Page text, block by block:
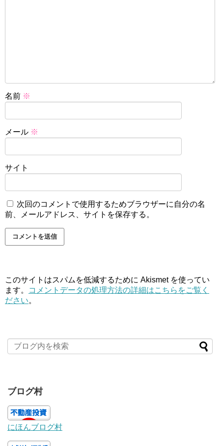
名前 ※
メール ※
サイト
次回のコメントで使用するためブラウザーに自分の名
前、メールアドレス、サイトを保存する。
このサイトはスパムを低減するために Akismet を使ってい
ます。
コメントデータの処理方法の詳細はこちらをご覧く
ださい。
ブログ村
にほんブログ村